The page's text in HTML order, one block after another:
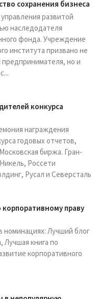
сохранения бизнеса
развитой
наследодателя
фонда. Учреждение
института призвано не
но и
конкурса
награждения
годовых отчетов,
биржа. Гран-
Россети
Русал и Северсталь
праву
номинациях: Лучший блог
Лучшая книга по
корпоративного